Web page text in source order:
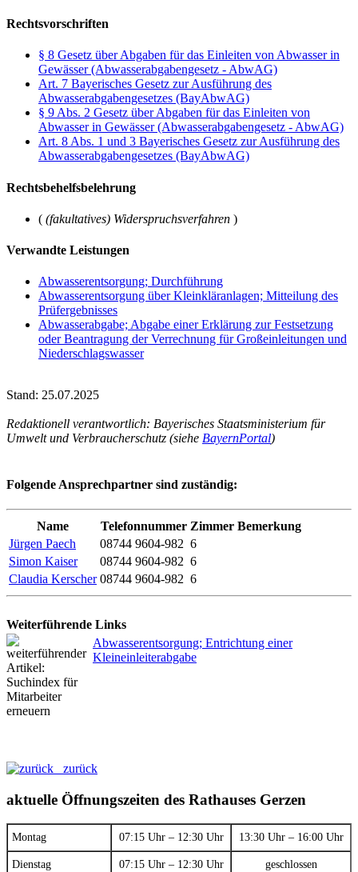
Rechtsvorschriften
§ 8 Gesetz über Abgaben für das Einleiten von Abwasser in
Gewässer (Abwasserabgabengesetz - AbwAG)
Art. 7 Bayerisches Gesetz zur Ausführung des
Abwasserabgabengesetzes (BayAbwAG)
§ 9 Abs. 2 Gesetz über Abgaben für das Einleiten von
Abwasser in Gewässer (Abwasserabgabengesetz - AbwAG)
Art. 8 Abs. 1 und 3 Bayerisches Gesetz zur Ausführung des
Abwasserabgabengesetzes (BayAbwAG)
Rechtsbehelfsbelehrung
( (fakultatives) Widerspruchsverfahren )
Verwandte Leistungen
Abwasserentsorgung; Durchführung
Abwasserentsorgung über Kleinkläranlagen; Mitteilung des
Prüfergebnisses
Abwasserabgabe; Abgabe einer Erklärung zur Festsetzung
oder Beantragung der Verrechnung für Großeinleitungen und
Niederschlagswasser
Stand: 25.07.2025
Redaktionell verantwortlich: Bayerisches Staatsministerium für
Umwelt und Verbraucherschutz (siehe BayernPortal)
Folgende Ansprechpartner sind zuständig:
Name Telefonnummer Zimmer Bemerkung
Jürgen Paech
08744 9604-982 6
Simon Kaiser
08744 9604-982 6
Claudia Kerscher 08744 9604-982 6
Weiterführende Links
Abwasserentsorgung; Entrichtung einer
Kleineinleiterabgabe
zurück
aktuelle Öffnungszeiten des Rathauses Gerzen
Montag 07:15 Uhr – 12:30 Uhr 13:30 Uhr – 16:00 Uhr
Dienstag 07:15 Uhr – 12:30 Uhr geschlossen